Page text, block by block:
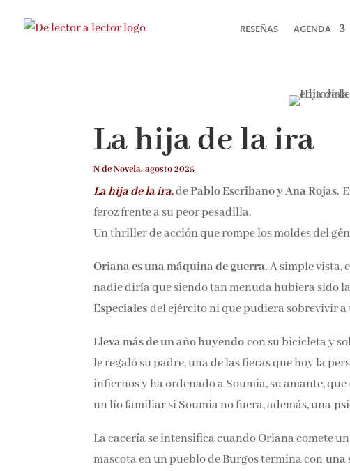
RESEÑAS AGENDA
La hija de la ira
N de Novela, agosto 2025
La hija de la ira,dePablo Escribano y Ana Rojas.
feroz frente a su peor pesadilla.
Un thriller de acción que rompe los moldes del
Oriana es una máquina de guerra.A simple vista,
nadie diría que siendo tan menuda hubiera sido
Especialesdel ejército ni que pudiera sobrevivir a
Lleva más de un año huyendocon su bicicleta y
le regaló su padre, una de las fieras que hoy la
infiernos y ha ordenado a Soumia, su amante, que
un lío familiar si Soumia no fuera, además, una
La cacería se intensifica cuando Oriana comete
mascota en un pueblo de Burgos termina conuna